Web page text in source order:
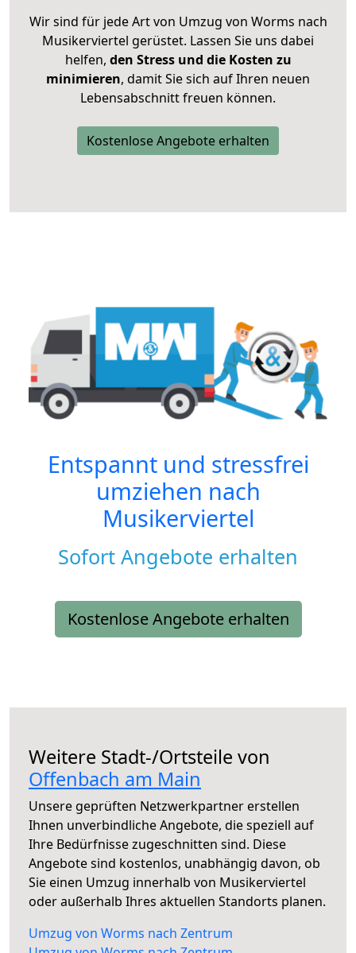
Wir sind für jede Art von Umzug von Worms nach
Musikerviertel gerüstet. Lassen Sie uns dabei
helfen, den Stress und die Kosten zu
minimieren, damit Sie sich auf Ihren neuen
Lebensabschnitt freuen können.
Kostenlose Angebote erhalten
Entspannt und stressfrei
umziehen nach
Musikerviertel
Sofort Angebote erhalten
Kostenlose Angebote erhalten
Weitere Stadt-/Ortsteile von
Offenbach am Main
Unsere geprüften Netzwerkpartner erstellen
Ihnen unverbindliche Angebote, die speziell auf
Ihre Bedürfnisse zugeschnitten sind. Diese
Angebote sind kostenlos, unabhängig davon, ob
Sie einen Umzug innerhalb von Musikerviertel
oder außerhalb Ihres aktuellen Standorts planen.
Umzug von Worms nach Zentrum